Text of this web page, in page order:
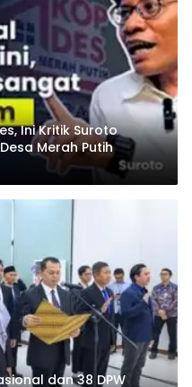
Ini Kritik Suroto
Merah Putih
dan 38 DPW